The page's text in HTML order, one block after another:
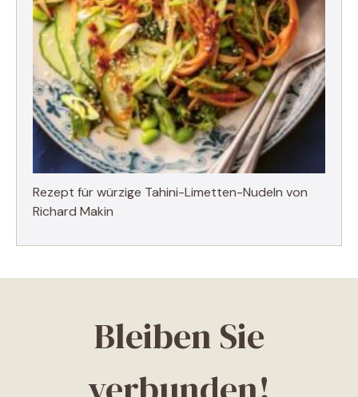
Rezept für würzige Tahini-Limetten-Nudeln von
Richard Makin
Bleiben Sie